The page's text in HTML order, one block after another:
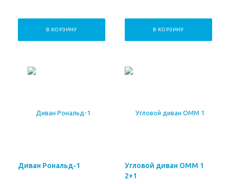
В КОРЗИНУ В КОРЗИНУ
Диван Рональд-1
Угловой диван ОММ 1
2+1